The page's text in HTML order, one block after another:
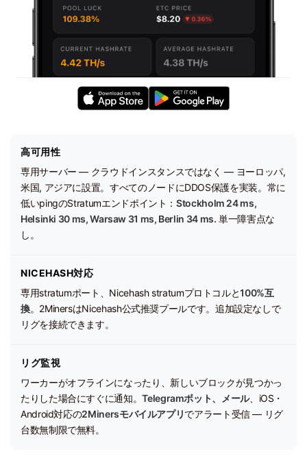
高可用性
専用サーバー — クラウドインスタンスではなく — ヨーロッパ,
米国, アジアに設置。すべてのノードにDDOS保護を実装。常に
低いpingのStratumエンドポイント：Stockholm 24 ms,
Helsinki 30 ms, Warsaw 31 ms, Berlin 34 ms. 単一障害点な
し。
NICEHASH対応
専用stratumポート、Nicehash stratumプロトコルと100%互
換。2MinersはNicehash公式推奨プールです。追加設定なしで
リグを接続できます。
リグ監視
ワーカーがオフラインになったり、新しいブロックが見つかっ
たりした場合にすぐに通知。Telegramボット、メール、iOS・
Android対応の2Minersモバイルアプリでアラート受信 — リグ
台数無制限で無料。